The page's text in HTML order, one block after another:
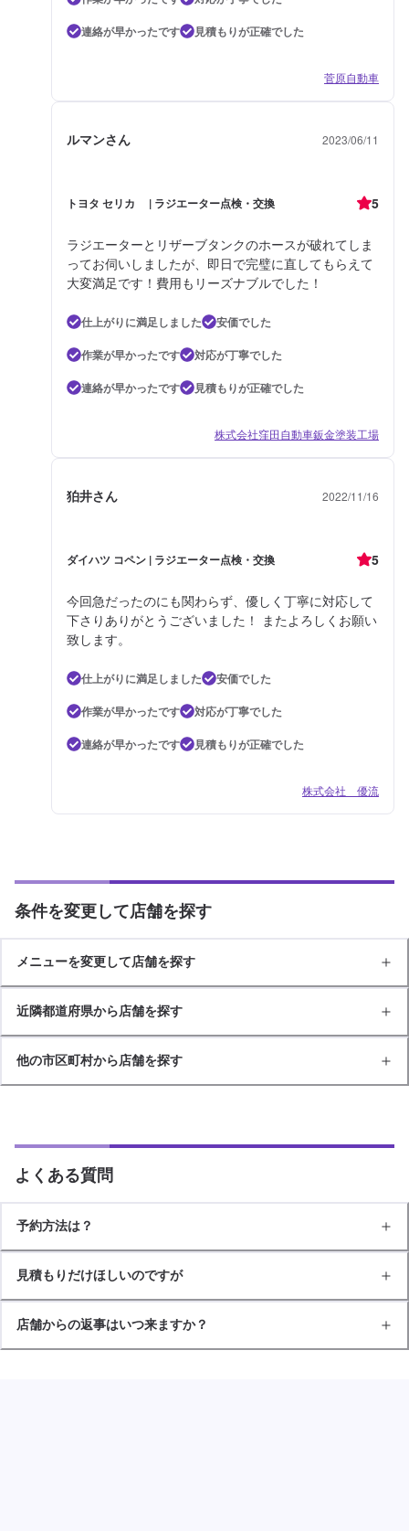
連絡が早かったです
見積もりが正確でした
菅原自動車
ルマンさん 2023/06/11
トヨタ セリカ | ラジエーター点検・交換 5
ラジエーターとリザーブタンクのホースが破れてしま
ってお伺いしましたが、即日で完璧に直してもらえて
大変満足です！費用もリーズナブルでした！
仕上がりに満足しました
安価でした
作業が早かったです
対応が丁寧でした
連絡が早かったです
見積もりが正確でした
株式会社窪田自動車鈑金塗装工場
狛井さん 2022/11/16
ダイハツ コペン | ラジエーター点検・交換 5
今回急だったのにも関わらず、優しく丁寧に対応して
下さりありがとうございました！ またよろしくお願い
致します。
仕上がりに満足しました
安価でした
作業が早かったです
対応が丁寧でした
連絡が早かったです
見積もりが正確でした
株式会社 優流
条件を変更して店舗を探す
メニューを変更して店舗を探す
近隣都道府県から店舗を探す
他の市区町村から店舗を探す
よくある質問
予約方法は？
見積もりだけほしいのですが
店舗からの返事はいつ来ますか？